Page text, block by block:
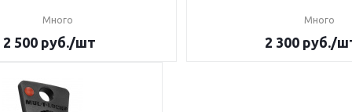
Много
2 500 руб./шт
Много
2 300 руб./